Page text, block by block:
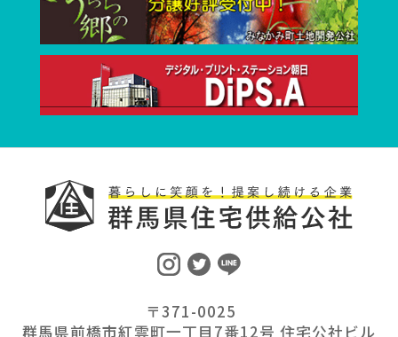
〒371-0025
群馬県前橋市紅雲町一丁目7番12号 住宅公社ビル